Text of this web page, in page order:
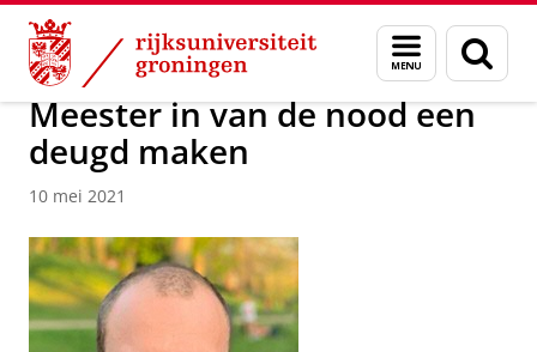
Skip
Content
Skip
Navigation
Menu
en
zoeken
Over ons Actueel Nieuws Nieuwsberichten
Meester in van de nood een
deugd maken
10 mei 2021